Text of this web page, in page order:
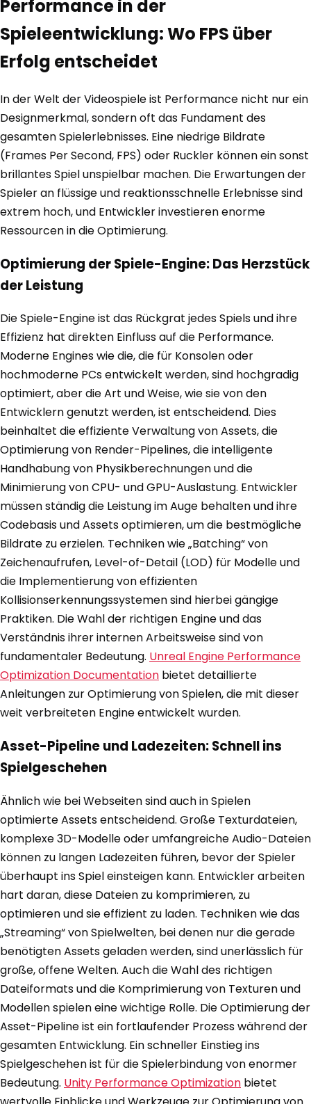
Performance in der
Spieleentwicklung: Wo FPS über
Erfolg entscheidet
In der Welt der Videospiele ist Performance nicht nur ein
Designmerkmal, sondern oft das Fundament des
gesamten Spielerlebnisses. Eine niedrige Bildrate
(Frames Per Second, FPS) oder Ruckler können ein sonst
brillantes Spiel unspielbar machen. Die Erwartungen der
Spieler an flüssige und reaktionsschnelle Erlebnisse sind
extrem hoch, und Entwickler investieren enorme
Ressourcen in die Optimierung.
Optimierung der Spiele-Engine: Das Herzstück
der Leistung
Die Spiele-Engine ist das Rückgrat jedes Spiels und ihre
Effizienz hat direkten Einfluss auf die Performance.
Moderne Engines wie die, die für Konsolen oder
hochmoderne PCs entwickelt werden, sind hochgradig
optimiert, aber die Art und Weise, wie sie von den
Entwicklern genutzt werden, ist entscheidend. Dies
beinhaltet die effiziente Verwaltung von Assets, die
Optimierung von Render-Pipelines, die intelligente
Handhabung von Physikberechnungen und die
Minimierung von CPU- und GPU-Auslastung. Entwickler
müssen ständig die Leistung im Auge behalten und ihre
Codebasis und Assets optimieren, um die bestmögliche
Bildrate zu erzielen. Techniken wie „Batching“ von
Zeichenaufrufen, Level-of-Detail (LOD) für Modelle und
die Implementierung von effizienten
Kollisionserkennungssystemen sind hierbei gängige
Praktiken. Die Wahl der richtigen Engine und das
Verständnis ihrer internen Arbeitsweise sind von
fundamentaler Bedeutung. Unreal Engine Performance
Optimization Documentation bietet detaillierte
Anleitungen zur Optimierung von Spielen, die mit dieser
weit verbreiteten Engine entwickelt wurden.
Asset-Pipeline und Ladezeiten: Schnell ins
Spielgeschehen
Ähnlich wie bei Webseiten sind auch in Spielen
optimierte Assets entscheidend. Große Texturdateien,
komplexe 3D-Modelle oder umfangreiche Audio-Dateien
können zu langen Ladezeiten führen, bevor der Spieler
überhaupt ins Spiel einsteigen kann. Entwickler arbeiten
hart daran, diese Dateien zu komprimieren, zu
optimieren und sie effizient zu laden. Techniken wie das
„Streaming“ von Spielwelten, bei denen nur die gerade
benötigten Assets geladen werden, sind unerlässlich für
große, offene Welten. Auch die Wahl des richtigen
Dateiformats und die Komprimierung von Texturen und
Modellen spielen eine wichtige Rolle. Die Optimierung der
Asset-Pipeline ist ein fortlaufender Prozess während der
gesamten Entwicklung. Ein schneller Einstieg ins
Spielgeschehen ist für die Spielerbindung von enormer
Bedeutung. Unity Performance Optimization bietet